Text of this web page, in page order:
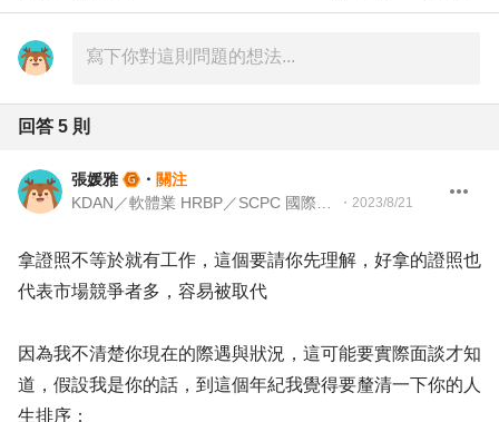
回答 5 則
張媛雅 ・ 關注
・ 2023/8/21
拿證照不等於就有工作，這個要請你先理解，好拿的證照也
代表市場競爭者多，容易被取代
因為我不清楚你現在的際遇與狀況，這可能要實際面談才知
道，假設我是你的話，到這個年紀我覺得要釐清一下你的人
生排序：